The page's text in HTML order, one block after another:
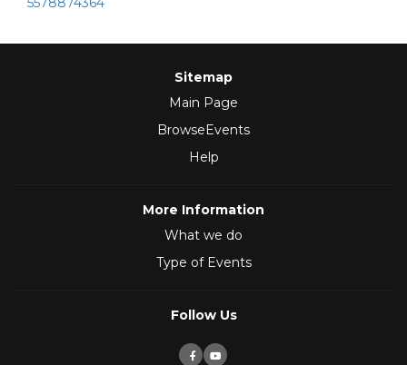
Sitemap
Main Page
BrowseEvents
Help
More Information
What we do
Type of Events
Follow Us